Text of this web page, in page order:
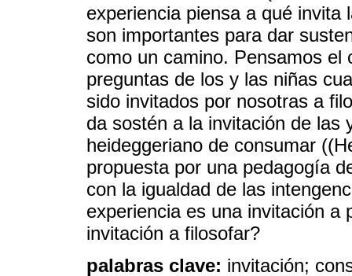
experiencia piensa a qué invita
son importantes para dar
como un camino. Pensamos el
preguntas de los y las niñas
sido invitados por nosotras a
da sostén a la invitación de las
heideggeriano de consumar
propuesta por una pedagogía
con la igualdad de las
experiencia es una invitación a
invitación a filosofar?
palabras clave: invitación;